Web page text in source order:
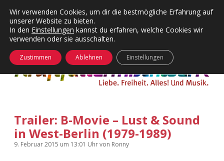
Kategorien
Menü
24 Hours Chilling
Die Wende
KFMW-Disco
kfmw.stuff
KFMW-Disco
Dates
Contact
Adventskalender
öffnen
Trailer: B-Movie – Lust & Sound
in West-Berlin (1979-1989)
9. Februar 2015 um 13:01 Uhrvon Ronny
Wir verwenden Cookies, um dir die bestmögliche Erfahrung auf
unserer Website zu bieten.
In den Einstellungen kannst du erfahren, welche Cookies wir
verwenden oder sie ausschalten.
Zustimmen Ablehnen Einstellungen